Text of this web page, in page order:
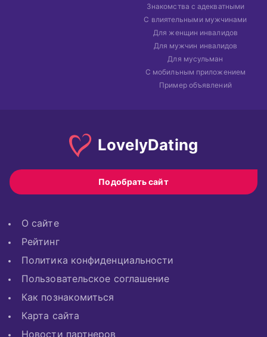
Знакомства с адекватными
С влиятельными мужчинами
Для женщин инвалидов
Для мужчин инвалидов
Для мусульман
С мобильным приложением
Пример объявлений
LovelyDating
Подобрать сайт
О сайте
Рейтинг
Политика конфиденциальности
Пользовательское соглашение
Как познакомиться
Карта сайта
Новости партнеров